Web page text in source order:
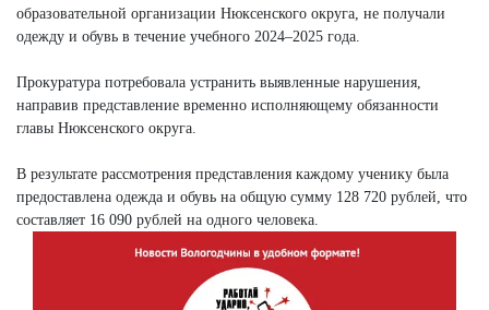
образовательной организации Нюксенского округа, не получали
одежду и обувь в течение учебного 2024–2025 года.
Прокуратура потребовала устранить выявленные нарушения,
направив представление временно исполняющему обязанности
главы Нюксенского округа.
В результате рассмотрения представления каждому ученику была
предоставлена одежда и обувь на общую сумму 128 720 рублей, что
составляет 16 090 рублей на одного человека.